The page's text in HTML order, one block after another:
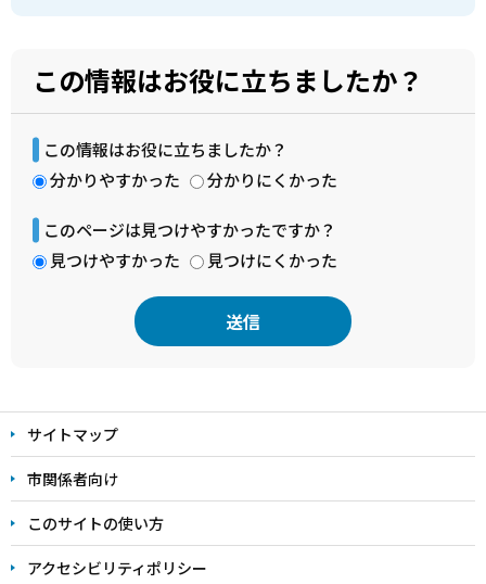
この情報はお役に立ちましたか？
この情報はお役に立ちましたか？
分かりやすかった
分かりにくかった
このページは見つけやすかったですか？
見つけやすかった
見つけにくかった
文
こ
こ
ま
で
サイトマップ
市関係者向け
このサイトの使い方
アクセシビリティポリシー